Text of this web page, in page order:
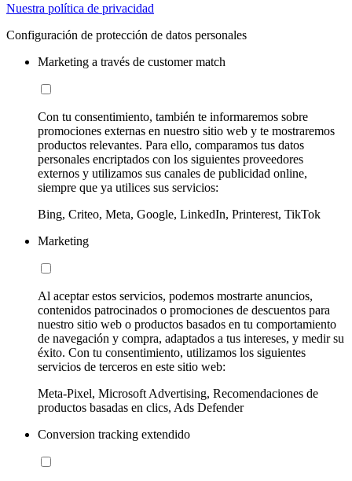
Nuestra política de privacidad
Configuración de protección de datos personales
Marketing a través de customer match
Con tu consentimiento, también te informaremos sobre
promociones externas en nuestro sitio web y te mostraremos
productos relevantes. Para ello, comparamos tus datos
personales encriptados con los siguientes proveedores
externos y utilizamos sus canales de publicidad online,
siempre que ya utilices sus servicios:
Bing, Criteo, Meta, Google, LinkedIn, Printerest, TikTok
Marketing
Al aceptar estos servicios, podemos mostrarte anuncios,
contenidos patrocinados o promociones de descuentos para
nuestro sitio web o productos basados en tu comportamiento
de navegación y compra, adaptados a tus intereses, y medir su
éxito. Con tu consentimiento, utilizamos los siguientes
servicios de terceros en este sitio web:
Meta-Pixel, Microsoft Advertising, Recomendaciones de
productos basadas en clics, Ads Defender
Conversion tracking extendido